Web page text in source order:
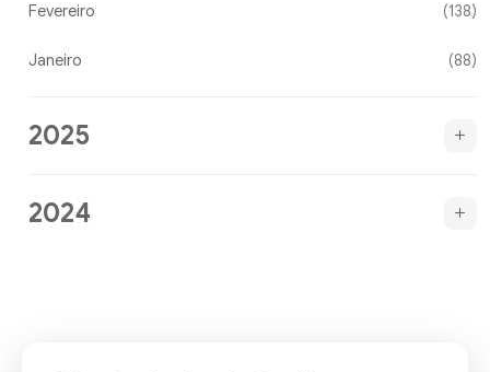
Fevereiro (138)
Janeiro (88)
2025
2024